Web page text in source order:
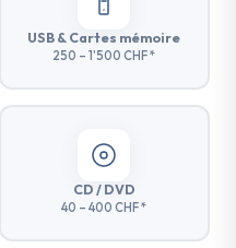
USB & Cartes mémoire
250 – 1'500 CHF *
CD / DVD
40 – 400 CHF *